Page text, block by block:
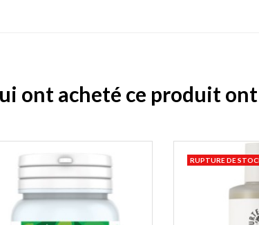
ont acheté ce produit
RUPTURE DE